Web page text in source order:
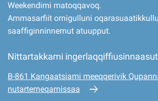
Weekendimi matoqqavoq.
Ammasarfiit ornigulluni oqarasuaatikkullu
saaffiginninnernut atuupput.
Nittartakkami ingerlaqqiffiusinnaasut
B-861 Kangaatsiami meeqqerivik
nutarterneqarnissaa